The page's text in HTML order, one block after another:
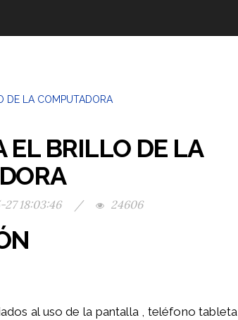
EL BRILLO DE LA
18:03:46 / 24606
al uso de la pantalla , teléfono tableta